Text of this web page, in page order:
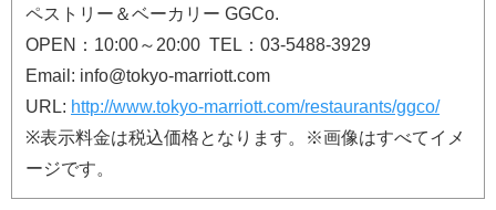
ペストリー＆ベーカリー GGCo.
OPEN：10:00～20:00 TEL：03-5488-3929
Email: info@tokyo-marriott.com
URL: http://www.tokyo-marriott.com/restaurants/ggco/
※表示料金は税込価格となります。※画像はすべてイメ
ージです。